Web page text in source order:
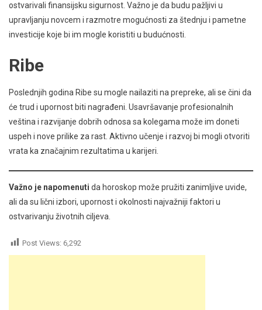
ostvarivali finansijsku sigurnost. Važno je da budu pažljivi u
upravljanju novcem i razmotre mogućnosti za štednju i pametne
investicije koje bi im mogle koristiti u budućnosti.
Ribe
Poslednjih godina Ribe su mogle nailaziti na prepreke, ali se čini da
će trud i upornost biti nagrađeni. Usavršavanje profesionalnih
veština i razvijanje dobrih odnosa sa kolegama može im doneti
uspeh i nove prilike za rast. Aktivno učenje i razvoj bi mogli otvoriti
vrata ka značajnim rezultatima u karijeri.
Važno je napomenuti da horoskop može pružiti zanimljive uvide,
ali da su lični izbori, upornost i okolnosti najvažniji faktori u
ostvarivanju životnih ciljeva.
Post Views: 6,292